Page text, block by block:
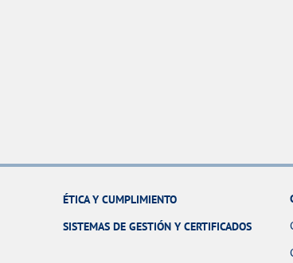
ÉTICA Y CUMPLIMIENTO
SISTEMAS DE GESTIÓN Y CERTIFICADOS